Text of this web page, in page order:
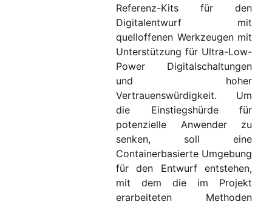
Referenz-Kits für den
Digitalentwurf mit
quelloffenen Werkzeugen mit
Unterstützung für Ultra-Low-
Power Digitalschaltungen
und hoher
Vertrauenswürdigkeit. Um
die Einstiegshürde für
potenzielle Anwender zu
senken, soll eine
Containerbasierte Umgebung
für den Entwurf entstehen,
mit dem die im Projekt
erarbeiteten Methoden